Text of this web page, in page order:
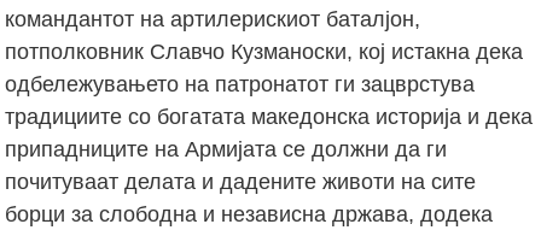
командантот на артилерискиот баталјон,
потполковник Славчо Кузманоски, кој истакна дека
одбележувањето на патронатот ги зацврстува
традициите со богатата македонска историја и дека
припадниците на Армијата се должни да ги
почитуваат делата и дадените животи на сите
борци за слободна и независна држава, додека